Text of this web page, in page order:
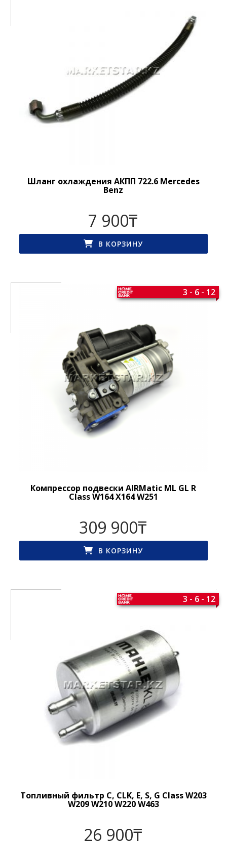
Шланг охлаждения АКПП 722.6 Mercedes
Benz
7 900₸
В КОРЗИНУ
Компрессор подвески AIRMatic ML GL R
Class W164 X164 W251
3 - 6 - 12
309 900₸
В КОРЗИНУ
Топливный фильтр C, CLK, E, S, G Class W203
W209 W210 W220 W463
3 - 6 - 12
26 900₸